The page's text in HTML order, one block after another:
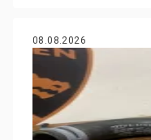
08.08.2026